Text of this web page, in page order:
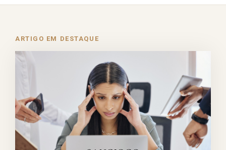
ARTIGO EM DESTAQUE